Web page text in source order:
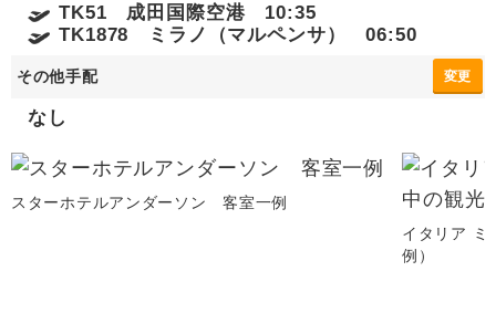
TK51 成田国際空港 10:35
TK1878 ミラノ（マルペンサ） 06:50
その他手配 変更
なし
スターホテルアンダーソン 客室一例
イタリア ミ
例）